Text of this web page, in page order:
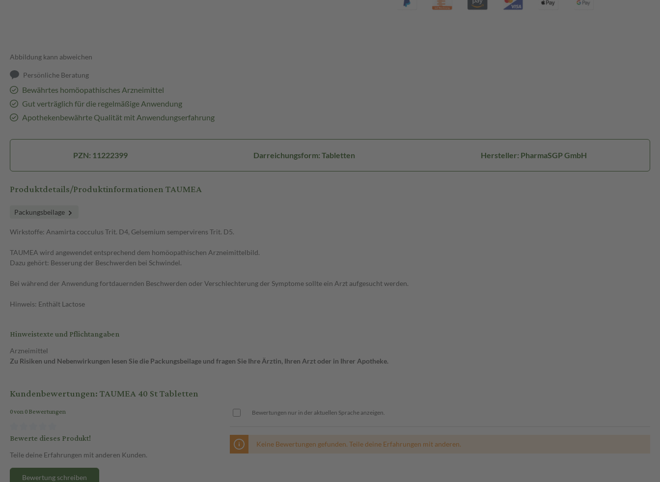
Abbildung kann abweichen
Persönliche Beratung
Bewährtes homöopathisches Arzneimittel
Gut verträglich für die regelmäßige Anwendung
Apothekenbewährte Qualität mit Anwendungserfahrung
PZN: 11222399 Darreichungsform: Tabletten Hersteller: PharmaSGP GmbH
Produktdetails/Produktinformationen TAUMEA
Packungsbeilage
Wirkstoffe: Anamirta cocculus Trit. D4, Gelsemium sempervirens Trit. D5.
TAUMEA wird angewendet entsprechend dem homöopathischen Arzneimittelbild.
Dazu gehört: Besserung der Beschwerden bei Schwindel.
Bei während der Anwendung fortdauernden Beschwerden oder Verschlechterung der Symptome sollte ein Arzt aufgesucht werden.
Hinweis: Enthält Lactose
Hinweistexte und Pflichtangaben
Arzneimittel
Zu Risiken und Nebenwirkungen lesen Sie die Packungsbeilage und fragen Sie Ihre Ärztin, Ihren Arzt oder in Ihrer Apotheke.
Kundenbewertungen: TAUMEA 40 St Tabletten
0 von 0 Bewertungen
Bewerte dieses Produkt!
Teile deine Erfahrungen mit anderen Kunden.
Bewertung schreiben
Bewertungen nur in der aktuellen Sprache anzeigen.
Keine Bewertungen gefunden. Teile deine Erfahrungen mit anderen.